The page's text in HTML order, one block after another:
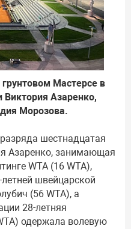
Мастерсе в
Виктория Азаренко,
Морозова.
шестнадцатая
Азаренко, занимающая
WTA (16 WTA),
швейцарской
(56 WTA), а
28-летняя
одержала волевую